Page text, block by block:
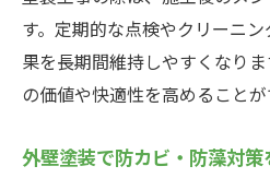
す。定期的な点検やクリーニ
果を長期間維持しやすくなり
の価値や快適性を高めることが
外壁塗装で防カビ・防藻対策